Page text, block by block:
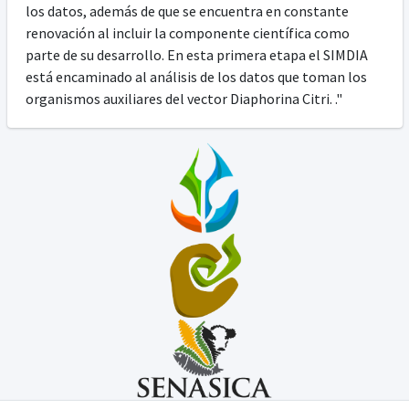
los datos, además de que se encuentra en constante
renovación al incluir la componente científica como
parte de su desarrollo. En esta primera etapa el SIMDIA
está encaminado al análisis de los datos que toman los
organismos auxiliares del vector Diaphorina Citri. ."